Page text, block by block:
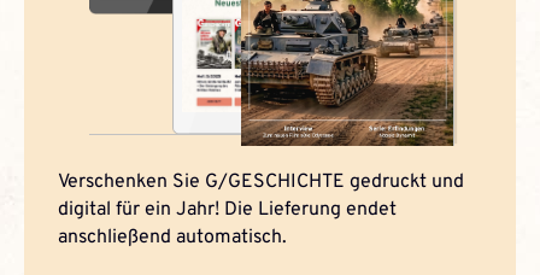
Verschenken Sie G/GESCHICHTE gedruckt und
digital für ein Jahr! Die Lieferung endet
anschließend automatisch.